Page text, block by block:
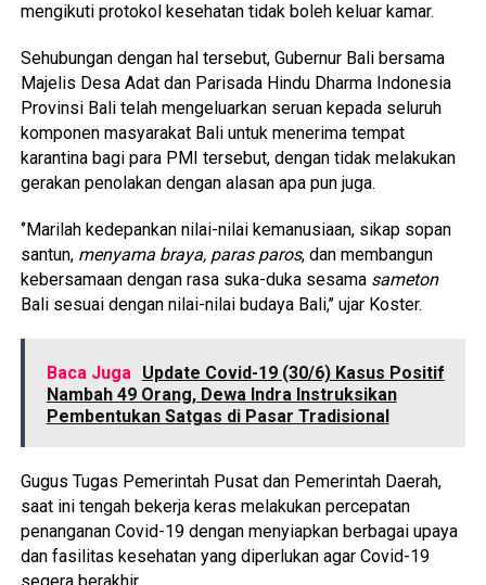
mengikuti protokol kesehatan tidak boleh keluar kamar.
Sehubungan dengan hal tersebut, Gubernur Bali bersama
Majelis Desa Adat dan Parisada Hindu Dharma Indonesia
Provinsi Bali telah mengeluarkan seruan kepada seluruh
komponen masyarakat Bali untuk menerima tempat
karantina bagi para PMI tersebut, dengan tidak melakukan
gerakan penolakan dengan alasan apa pun juga.
‘’Marilah kedepankan nilai-nilai kemanusiaan, sikap sopan
santun, menyama braya, paras paros, dan membangun
kebersamaan dengan rasa suka-duka sesama sameton
Bali sesuai dengan nilai-nilai budaya Bali,’’ ujar Koster.
Baca Juga Update Covid-19 (30/6) Kasus Positif
Nambah 49 Orang, Dewa Indra Instruksikan
Pembentukan Satgas di Pasar Tradisional
Gugus Tugas Pemerintah Pusat dan Pemerintah Daerah,
saat ini tengah bekerja keras melakukan percepatan
penanganan Covid-19 dengan menyiapkan berbagai upaya
dan fasilitas kesehatan yang diperlukan agar Covid-19